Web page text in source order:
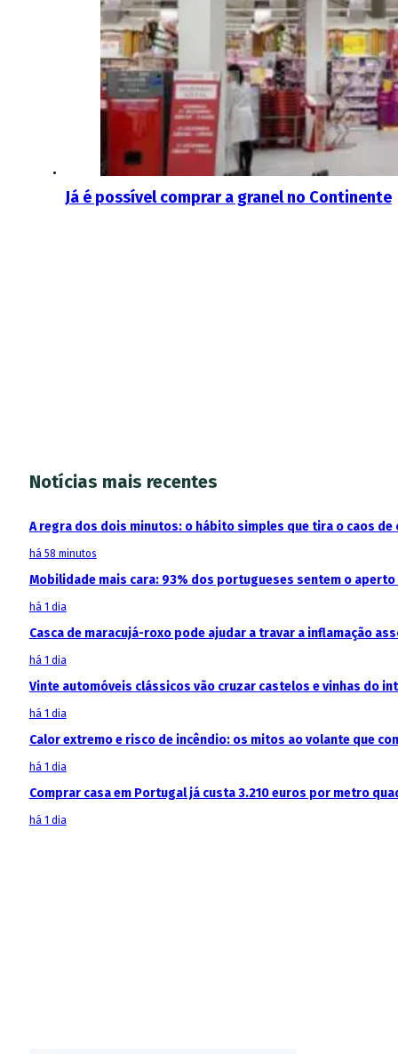
Já é possível comprar a granel no Continente
Notícias mais recentes
A regra dos dois minutos: o hábito simples que tira o caos de
há 58 minutos
Mobilidade mais cara: 93% dos portugueses sentem o
há 1 dia
Casca de maracujá-roxo pode ajudar a travar a inflamação
há 1 dia
Vinte automóveis clássicos vão cruzar castelos e vinhas do
há 1 dia
Calor extremo e risco de incêndio: os mitos ao volante que
há 1 dia
Comprar casa em Portugal já custa 3.210 euros por metro
há 1 dia